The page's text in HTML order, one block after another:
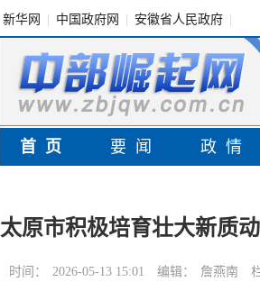
新华网 中国政府网 安徽省人民政府
首页 要闻 政情
太原市积极培育壮大新质
时间： 2026-05-13 15:01 编辑： 詹燕南